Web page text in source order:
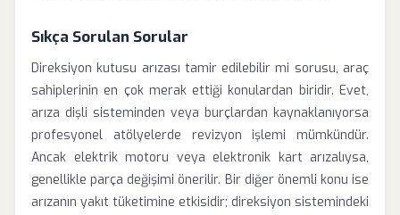
Sıkça Sorulan Sorular
Direksiyon kutusu arızası tamir edilebilir mi sorusu, araç
sahiplerinin en çok merak ettiği konulardan biridir. Evet,
arıza dişli sisteminden veya burçlardan kaynaklanıyorsa
profesyonel atölyelerde revizyon işlemi mümkündür.
Ancak elektrik motoru veya elektronik kart arızalıysa,
genellikle parça değişimi önerilir. Bir diğer önemli konu ise
arızanın yakıt tüketimine etkisidir; direksiyon sistemindeki